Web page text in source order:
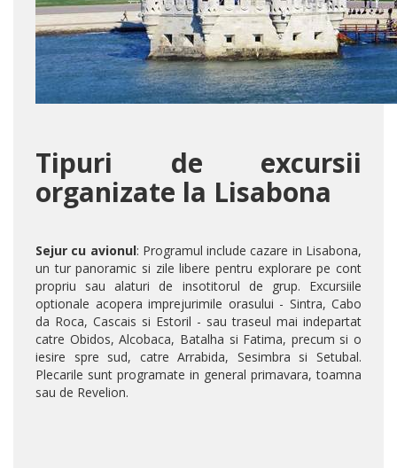
Tipuri de excursii
organizate la Lisabona
Sejur cu avionul: Programul include cazare in Lisabona,
un tur panoramic si zile libere pentru explorare pe cont
propriu sau alaturi de insotitorul de grup. Excursiile
optionale acopera imprejurimile orasului - Sintra, Cabo
da Roca, Cascais si Estoril - sau traseul mai indepartat
catre Obidos, Alcobaca, Batalha si Fatima, precum si o
iesire spre sud, catre Arrabida, Sesimbra si Setubal.
Plecarile sunt programate in general primavara, toamna
sau de Revelion.